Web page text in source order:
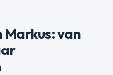
Markus: van